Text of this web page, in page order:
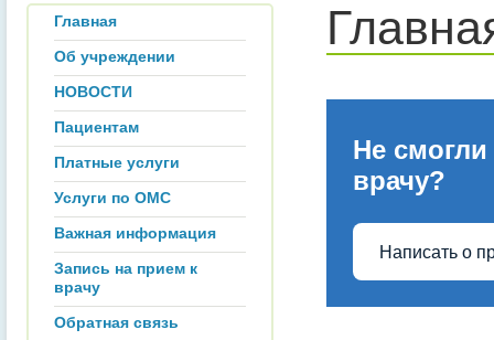
Главная
Об учреждении
НОВОСТИ
Пациентам
Платные услуги
Услуги по ОМС
Важная информация
Запись на прием к
врачу
Обратная связь
Не смогли
врачу?
Написать о